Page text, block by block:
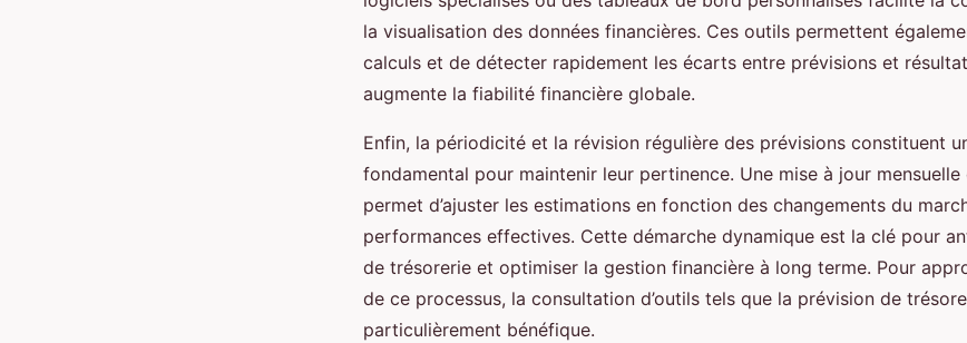
la visualisation des données financières. Ces outils permettent
calculs et de détecter rapidement les écarts entre prévisions et
augmente la fiabilité financière globale.
Enfin, la périodicité et la révision régulière des prévisions constituent
fondamental pour maintenir leur pertinence. Une mise à jour
permet d’ajuster les estimations en fonction des changements du
performances effectives. Cette démarche dynamique est la clé pour
de trésorerie et optimiser la gestion financière à long terme. Pour
de ce processus, la consultation d’outils tels que la prévision de
particulièrement bénéfique.